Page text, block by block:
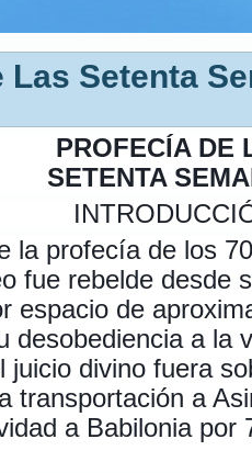
Las Setenta
PROFECÍA DE
SETENTA
la profecía de los
fue rebelde desde
espacio de
desobediencia a la
juicio divino fuera
transportación a
a Babilonia por